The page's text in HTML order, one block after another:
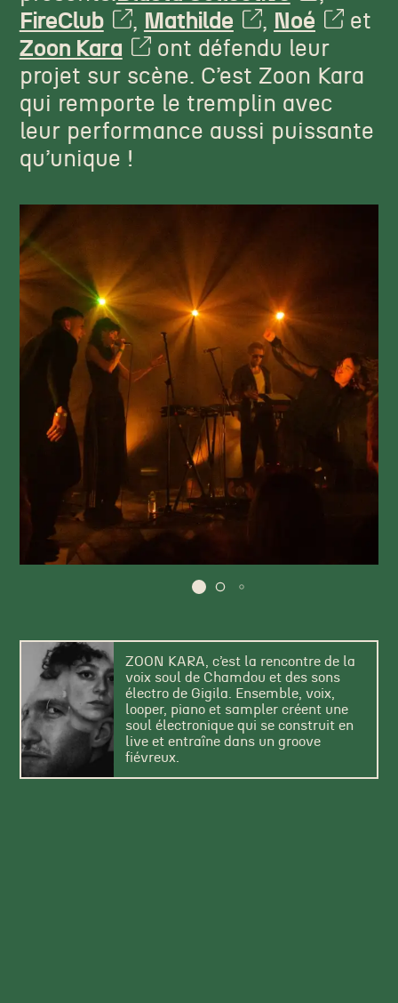
FireClub
, Mathilde , Noé
et
Zoon Kara
ont défendu leur
projet sur scène. C’est Zoon Kara
qui remporte le tremplin avec
leur performance aussi puissante
qu’unique !
ZOON KARA, c’est la rencontre de la
voix soul de Chamdou et des sons
électro de Gigila. Ensemble, voix,
looper, piano et sampler créent une
soul électronique qui se construit en
live et entraîne dans un groove
fiévreux.